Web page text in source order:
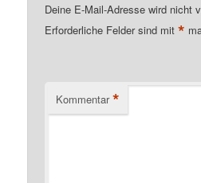
Deine E-Mail-Adresse wird nicht
Erforderliche Felder sind mit*
Kommentar *